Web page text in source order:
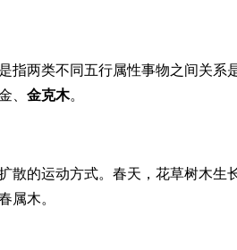
指两类不同五行属性事物之间关系
、 金克木。
散的运动方式。春天，花草树木生
属木。